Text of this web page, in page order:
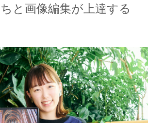
と画像編集が上達する